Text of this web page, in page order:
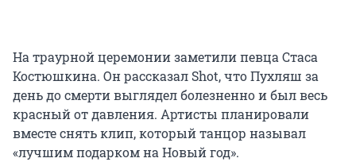
На траурной церемонии заметили певца Стаса
Костюшкина. Он рассказал Shot, что Пухляш за
день до смерти выглядел болезненно и был весь
красный от давления. Артисты планировали
вместе снять клип, который танцор называл
«лучшим подарком на Новый год».